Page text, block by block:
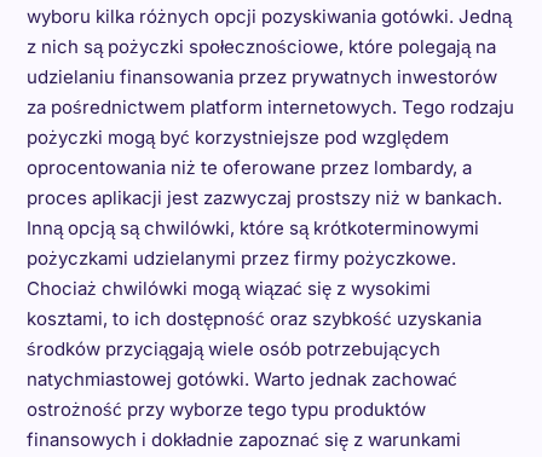
wyboru kilka różnych opcji pozyskiwania gotówki. Jedną
z nich są pożyczki społecznościowe, które polegają na
udzielaniu finansowania przez prywatnych inwestorów
za pośrednictwem platform internetowych. Tego rodzaju
pożyczki mogą być korzystniejsze pod względem
oprocentowania niż te oferowane przez lombardy, a
proces aplikacji jest zazwyczaj prostszy niż w bankach.
Inną opcją są chwilówki, które są krótkoterminowymi
pożyczkami udzielanymi przez firmy pożyczkowe.
Chociaż chwilówki mogą wiązać się z wysokimi
kosztami, to ich dostępność oraz szybkość uzyskania
środków przyciągają wiele osób potrzebujących
natychmiastowej gotówki. Warto jednak zachować
ostrożność przy wyborze tego typu produktów
finansowych i dokładnie zapoznać się z warunkami